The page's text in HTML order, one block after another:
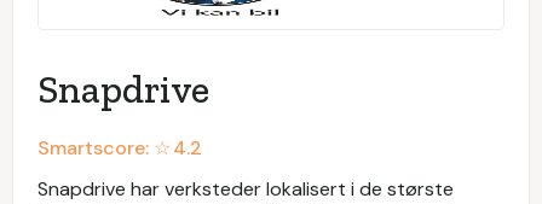
Snapdrive
Smartscore: ☆4.2
Snapdrive har verksteder lokalisert i de største